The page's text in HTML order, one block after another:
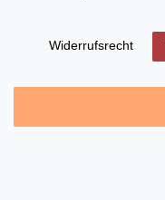
Widerrufs­recht